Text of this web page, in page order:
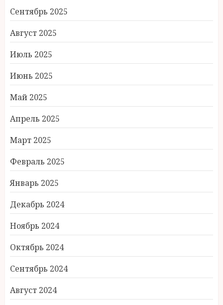
Сентябрь 2025
Август 2025
Июль 2025
Июнь 2025
Май 2025
Апрель 2025
Март 2025
Февраль 2025
Январь 2025
Декабрь 2024
Ноябрь 2024
Октябрь 2024
Сентябрь 2024
Август 2024